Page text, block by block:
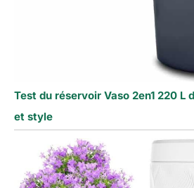
Test du réservoir Vaso 2en1 220
et style